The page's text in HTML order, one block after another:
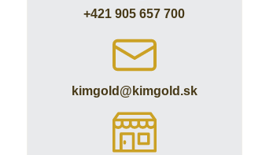
+421 905 657 700
kimgold​@kimgold​.sk